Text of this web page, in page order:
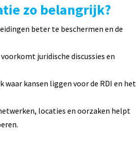
zo belangrijk?
beter te beschermen en de
juridische discussies en
waar kansen liggen voor de RDI en het
locaties en oorzaken helpt